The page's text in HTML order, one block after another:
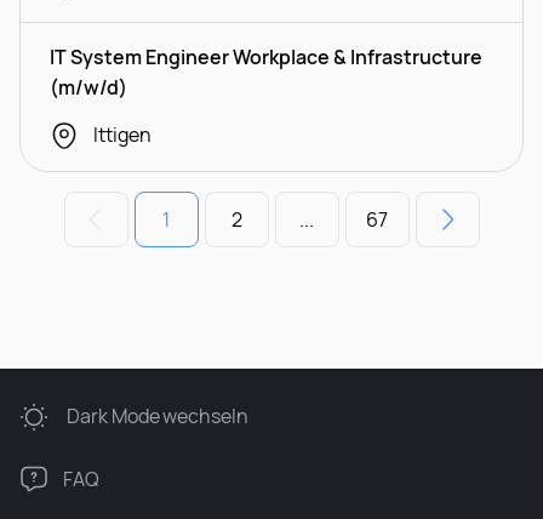
IT System Engineer Workplace & Infrastructure
(m/w/d)
Ittigen
1 2 ... 67
Dark Modewechseln
FAQ